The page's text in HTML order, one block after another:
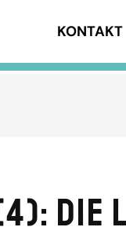
KONTAKT